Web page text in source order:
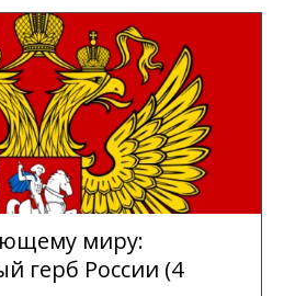
миру:
герб России (4